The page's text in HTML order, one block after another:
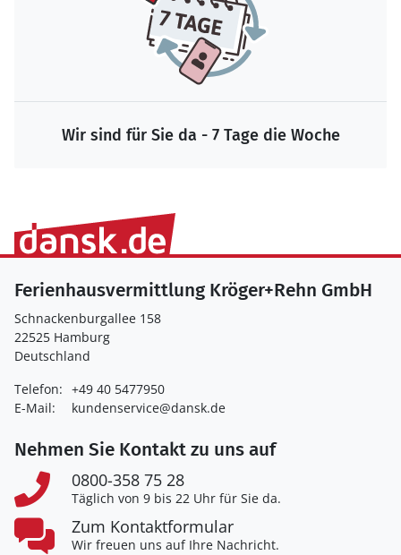
Wir sind für Sie da - 7 Tage die Woche
Ferienhausvermittlung Kröger+Rehn GmbH
Schnackenburgallee 158
22525 Hamburg
Deutschland
Telefon: +49 40 5477950
E-Mail:
kundenservice@dansk.de
Nehmen Sie Kontakt zu uns auf
0800-358 75 28
Täglich von 9 bis 22 Uhr für Sie da.
Zum Kontaktformular
Wir freuen uns auf Ihre Nachricht.